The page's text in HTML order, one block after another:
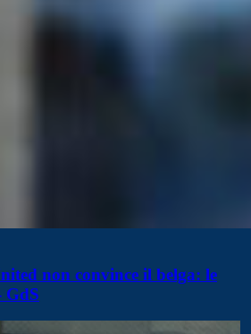
non convince il belga: le
GdS